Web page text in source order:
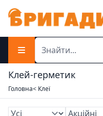
Клей-герметик
Головна< Клеї